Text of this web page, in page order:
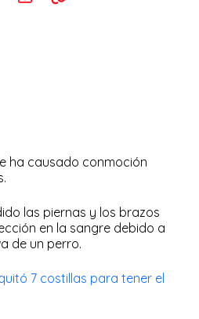
ha causado conmoción
las piernas y los brazos
en la sangre debido a
de un perro.
7 costillas para tener el